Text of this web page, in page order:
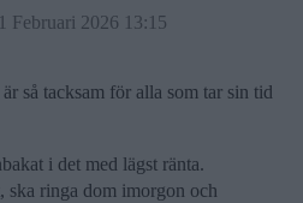
Februari 2026 13:15
så tacksam för alla som tar sin tid
i det med lägst ränta.
ska ringa dom imorgon och